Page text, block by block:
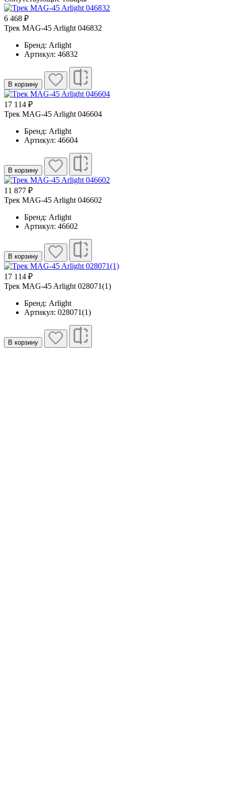
6 468 ₽
Трек MAG-45 Arlight 046832
Бренд: Arlight
Артикул: 46832
В корзину
17 114 ₽
Трек MAG-45 Arlight 046604
Бренд: Arlight
Артикул: 46604
В корзину
11 877 ₽
Трек MAG-45 Arlight 046602
Бренд: Arlight
Артикул: 46602
В корзину
17 114 ₽
Трек MAG-45 Arlight 028071(1)
Бренд: Arlight
Артикул: 028071(1)
В корзину